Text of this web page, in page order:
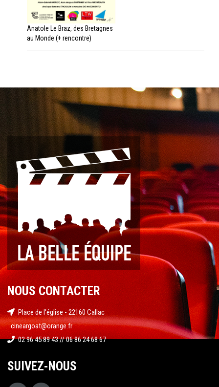
Anatole Le Braz, des Bretagnes
au Monde (+ rencontre)
NOUS CONTACTER
Place de l'église - 22160 Callac
cineargoat@orange.fr
02 96 45 89 43 // 06 86 24 68 67
SUIVEZ-NOUS